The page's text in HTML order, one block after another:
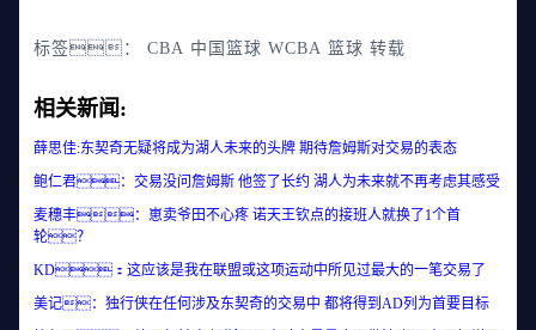
标签： CBA 中国篮球 WCBA 篮球 转载
相关新闻:
薛思佳:东契奇无疑将成为湖人未来的头牌 期待詹姆斯对交易的表态
鲍仁君：交易没问詹姆斯 他签了长约 湖人为未来就不再考虑其感受
麦穗丰：崽卖爷田不心疼 诺天王钦点的接班人就换了1个首
轮？
KD：这应该是我在联盟或这项运动中所见过最大的一笔交易了
美记：独行侠在任何涉及东契奇的交易中 都将得到AD列为首要目标